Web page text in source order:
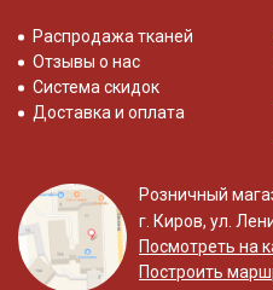
Распродажа тканей
Отзывы о нас
Система скидок
Доставка и оплата
Розничный
г. Киров, ул.
Посмотреть на
Построить